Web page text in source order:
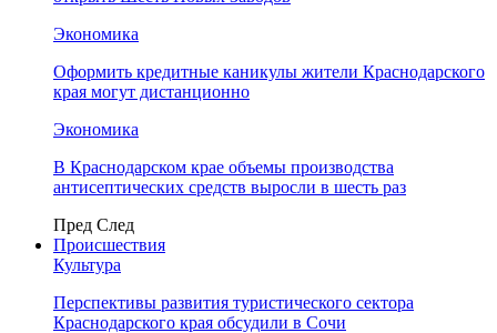
Экономика
Оформить кредитные каникулы жители Краснодарского
края могут дистанционно
Экономика
В Краснодарском крае объемы производства
антисептических средств выросли в шесть раз
Пред След
Происшествия
Культура
Перспективы развития туристического сектора
Краснодарского края обсудили в Сочи